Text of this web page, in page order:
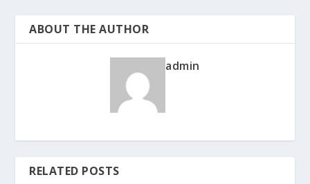
ABOUT THE AUTHOR
admin
RELATED POSTS